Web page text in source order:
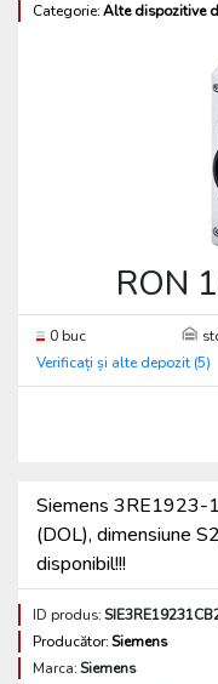
Categorie:Alte dispozitive
RON
0 buc
Verificați și alte depozit (5)
Siemens 3RE1923-
(DOL), dimensiune
disponibil!!!
ID produs:
Producător:Siemens
Marca:Siemens